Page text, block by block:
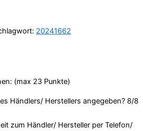
20241662
(max 23 Punkte)
Händlers/ Herstellers angegeben? 8/8
zum Händler/ Hersteller per Telefon/